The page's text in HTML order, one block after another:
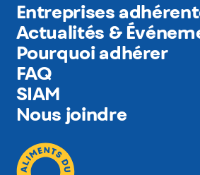
Entreprises
Actualités &
Pourquoi adhérer
FAQ
SIAM
Nous joindre